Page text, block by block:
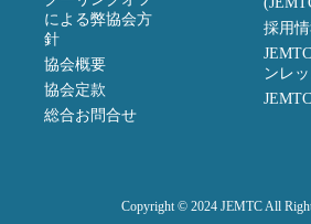
による弊協会方
針
協会概要
協会定款
総合お問合せ
採用
ンレ
Copyright © 2024 JEMTC All